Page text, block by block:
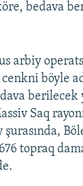
bedava
arbiy
cenkni böyle
berilecek
Saq
şurasında,
topraq